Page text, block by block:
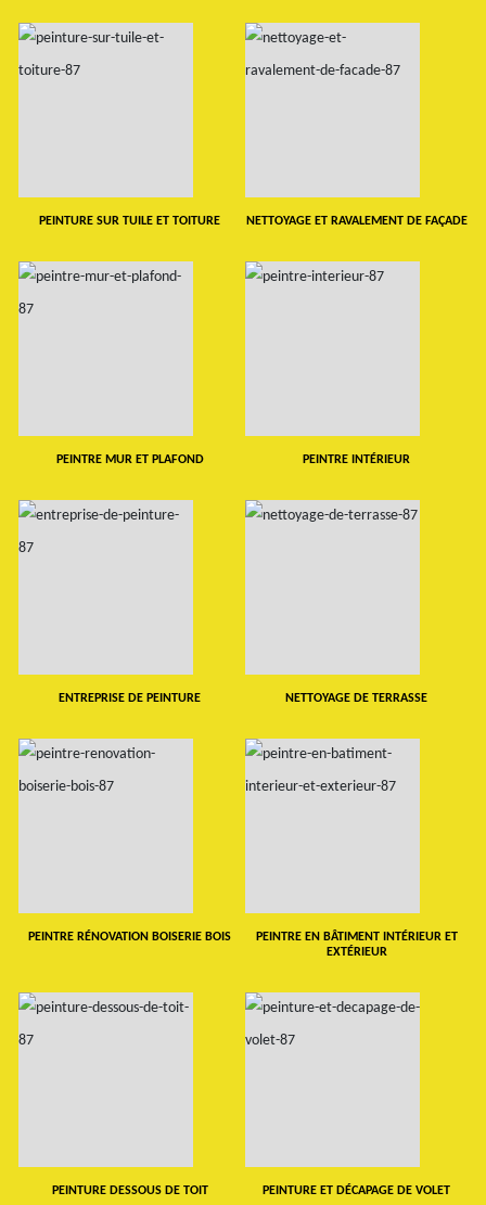
PEINTURE SUR TUILE ET TOITURE NETTOYAGE ET RAVALEMENT DE FAÇADE
PEINTRE MUR ET PLAFOND PEINTRE INTÉRIEUR
ENTREPRISE DE PEINTURE NETTOYAGE DE TERRASSE
PEINTRE RÉNOVATION BOISERIE BOIS
PEINTRE EN BÂTIMENT INTÉRIEUR ET
EXTÉRIEUR
PEINTURE DESSOUS DE TOIT PEINTURE ET DÉCAPAGE DE VOLET